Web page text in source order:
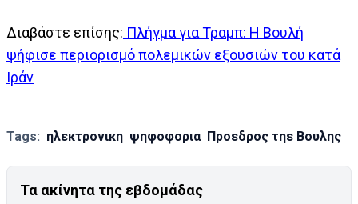
Διαβάστε επίσης: Πλήγμα για Τραμπ: Η Βουλή
ψήφισε περιορισμό πολεμικών εξουσιών του κατά
Ιράν
Tags: ηλεκτρονικη ψηφοφορια Προεδρος τηε Βουλης
Τα ακίνητα της εβδομάδας